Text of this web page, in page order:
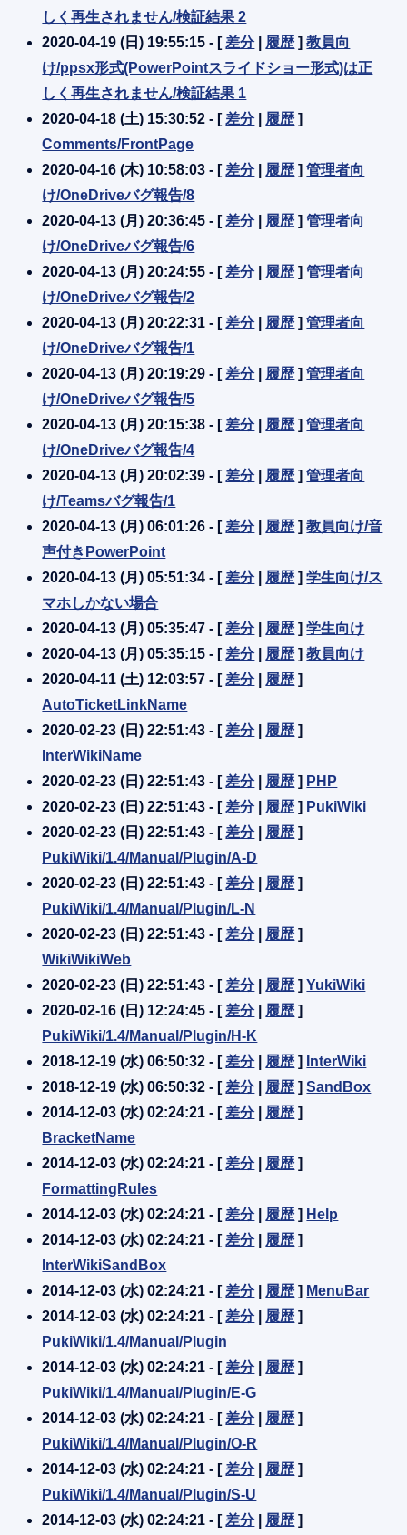
しく再生されません/検証結果 2
2020-04-19 (日) 19:55:15 - [ 差分| 履歴]教員向
け/ppsx形式(PowerPointスライドショー形式)は正
しく再生されません/検証結果 1
2020-04-18 (土) 15:30:52 - [ 差分| 履歴]
Comments/FrontPage
2020-04-16 (木) 10:58:03 - [ 差分| 履歴]管理者向
け/OneDriveバグ報告/8
2020-04-13 (月) 20:36:45 - [ 差分| 履歴]管理者向
け/OneDriveバグ報告/6
2020-04-13 (月) 20:24:55 - [ 差分| 履歴]管理者向
け/OneDriveバグ報告/2
2020-04-13 (月) 20:22:31 - [ 差分| 履歴]管理者向
け/OneDriveバグ報告/1
2020-04-13 (月) 20:19:29 - [ 差分| 履歴]管理者向
け/OneDriveバグ報告/5
2020-04-13 (月) 20:15:38 - [ 差分| 履歴]管理者向
け/OneDriveバグ報告/4
2020-04-13 (月) 20:02:39 - [ 差分| 履歴]管理者向
け/Teamsバグ報告/1
2020-04-13 (月) 06:01:26 - [ 差分| 履歴]教員向け/音
声付きPowerPoint
2020-04-13 (月) 05:51:34 - [ 差分| 履歴]学生向け/ス
マホしかない場合
2020-04-13 (月) 05:35:47 - [ 差分| 履歴]学生向け
2020-04-13 (月) 05:35:15 - [ 差分| 履歴]教員向け
2020-04-11 (土) 12:03:57 - [ 差分| 履歴]
AutoTicketLinkName
2020-02-23 (日) 22:51:43 - [ 差分| 履歴]
InterWikiName
2020-02-23 (日) 22:51:43 - [ 差分| 履歴] PHP
2020-02-23 (日) 22:51:43 - [ 差分| 履歴] PukiWiki
2020-02-23 (日) 22:51:43 - [ 差分| 履歴]
PukiWiki/1.4/Manual/Plugin/A-D
2020-02-23 (日) 22:51:43 - [ 差分| 履歴]
PukiWiki/1.4/Manual/Plugin/L-N
2020-02-23 (日) 22:51:43 - [ 差分| 履歴]
WikiWikiWeb
2020-02-23 (日) 22:51:43 - [ 差分| 履歴]YukiWiki
2020-02-16 (日) 12:24:45 - [ 差分| 履歴]
PukiWiki/1.4/Manual/Plugin/H-K
2018-12-19 (水) 06:50:32 - [ 差分| 履歴]
InterWiki
2018-12-19 (水) 06:50:32 - [ 差分| 履歴]SandBox
2014-12-03 (水) 02:24:21 - [ 差分| 履歴]
BracketName
2014-12-03 (水) 02:24:21 - [ 差分| 履歴]
FormattingRules
2014-12-03 (水) 02:24:21 - [ 差分| 履歴] Help
2014-12-03 (水) 02:24:21 - [ 差分| 履歴]
InterWikiSandBox
2014-12-03 (水) 02:24:21 - [ 差分| 履歴] MenuBar
2014-12-03 (水) 02:24:21 - [ 差分| 履歴]
PukiWiki/1.4/Manual/Plugin
2014-12-03 (水) 02:24:21 - [ 差分| 履歴]
PukiWiki/1.4/Manual/Plugin/E-G
2014-12-03 (水) 02:24:21 - [ 差分| 履歴]
PukiWiki/1.4/Manual/Plugin/O-R
2014-12-03 (水) 02:24:21 - [ 差分| 履歴]
PukiWiki/1.4/Manual/Plugin/S-U
2014-12-03 (水) 02:24:21 - [ 差分| 履歴]